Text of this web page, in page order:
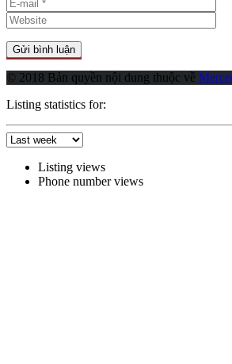
© 2018 Bản quyền nội dung thuộc về
Listing statistics for:
Listing views
Phone number views